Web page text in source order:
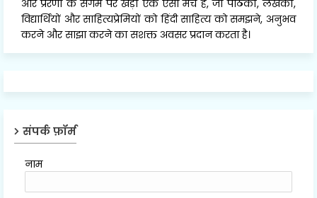
और प्रेरणा के संगम पर खड़ा एक ऐसा मंच है, जो पाठकों, लेखकों,
विद्यार्थियों और साहित्यप्रेमियों को हिंदी साहित्य को समझने, अनुभव
करने और साझा करने का सशक्त अवसर प्रदान करता है।
संपर्क फ़ॉर्म
नाम